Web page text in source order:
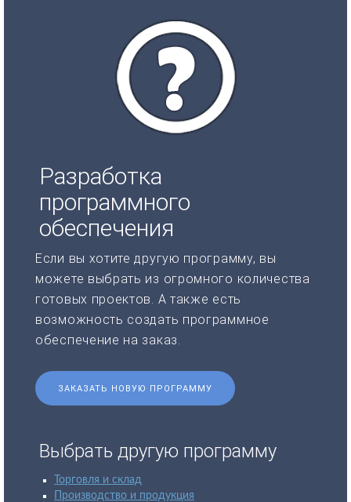
Разработка
программного
обеспечения
Если вы хотите другую программу, вы
можете выбрать из огромного количества
готовых проектов. А также есть
возможность создать программное
обеспечение на заказ.
ЗАКАЗАТЬ НОВУЮ ПРОГРАММУ
Выбрать другую программу
Торговля и склад
Производство и продукция